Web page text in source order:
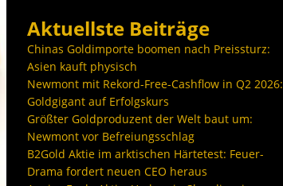
Aktuellste Beiträge
Chinas Goldimporte boomen nach Preissturz:
Asien kauft physisch
Newmont mit Rekord-Free-Cashflow in Q2 2026:
Goldgigant auf Erfolgskurs
Größter Goldproduzent der Welt baut um:
Newmont vor Befreiungsschlag
B2Gold Aktie im arktischen Härtetest: Feuer-
Drama fordert neuen CEO heraus